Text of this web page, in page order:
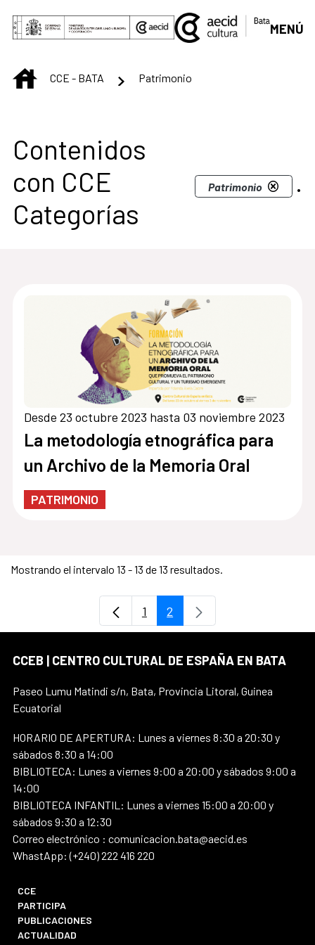
Saltar al contenido principal
MENÚ
INICIOCCE - BATA Patrimonio
Centro Cultural de
Contenidos
con CCE
Categorías
Patrimonio .
Desde 23 octubre 2023 hasta 03 noviembre 2023
La metodología etnográfica para
un Archivo de la Memoria Oral
PATRIMONIO
Mostrando el intervalo 13 - 13 de 13 resultados.
Página
1 Página
2
CCEB | CENTRO CULTURAL DE ESPAÑA EN BATA
Paseo Lumu Matindi s/n, Bata, Provincia Litoral, Guinea
Ecuatorial
HORARIO DE APERTURA: Lunes a viernes 8:30 a 20:30 y
sábados 8:30 a 14:00
BIBLIOTECA: Lunes a viernes 9:00 a 20:00 y sábados 9:00 a
14:00
BIBLIOTECA INFANTIL: Lunes a viernes 15:00 a 20:00 y
sábados 9:30 a 12:30
Correo electrónico : comunicacion.bata@aecid.es
WhastApp: (+240) 222 416 220
CCE
PARTICIPA
PUBLICACIONES
ACTUALIDAD